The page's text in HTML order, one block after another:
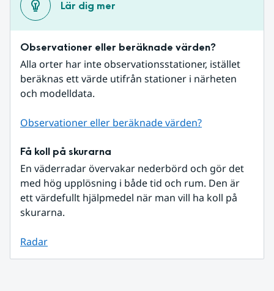
Lär dig mer
Observationer eller beräknade värden?
Alla orter har inte observationsstationer, istället
beräknas ett värde utifrån stationer i närheten
och modelldata.
Observationer eller beräknade värden?
Få koll på skurarna
En väderradar övervakar nederbörd och gör det
med hög upplösning i både tid och rum. Den är
ett värdefullt hjälpmedel när man vill ha koll på
skurarna.
Radar